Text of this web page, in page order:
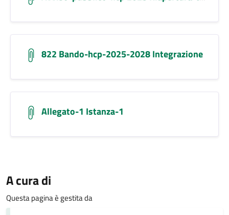
822 Bando-hcp-2025-2028 Integrazione
Allegato-1 Istanza-1
A cura di
Questa pagina è gestita da